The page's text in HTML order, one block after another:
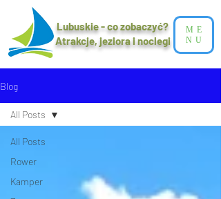
Lubuskie - co zobaczyć?
Atrakcje, jeziora i noclegi​
ME
NU
Blog
All Posts
Rower
Kamper
All Posts